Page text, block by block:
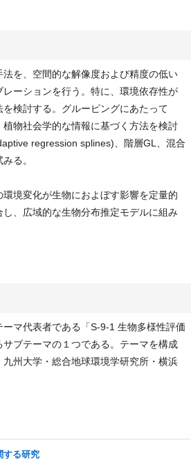
を、空間的な解像度および精度の低い
ーションを行う。特に、環境依存性が
検討する。グルーピングにあたって
物社会学的な情報に基づく方法を検討
regression splines)、階層GL、混合
る。
境変化が生物におよぼす影響を定量的
、広域的な生物分布推定モデルに組み
マ代表者である「S-9-1 生物多様性評価
ブテーマの１つである。テーマを構成
州大学・総合地球環境学研究所・横浜
する研究